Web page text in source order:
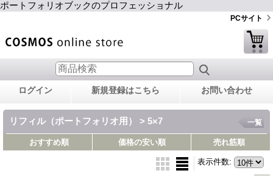
ポートフォリオブックのプロフェッショナル
PCサイト
ログイン 新規登録はこちら お問い合わせ
リフィル（ポートフォリオ用） > 5×7 一覧
おすすめ順 価格の安い順 売れ筋順
表示件数: